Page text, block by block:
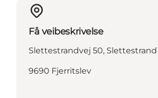
Få veibeskrivelse
Slettestrandvej 50, Slettestrand
9690 Fjerritslev